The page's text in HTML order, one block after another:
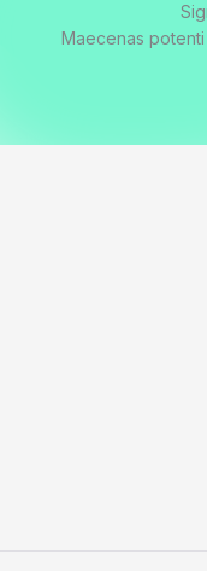
Maecenas